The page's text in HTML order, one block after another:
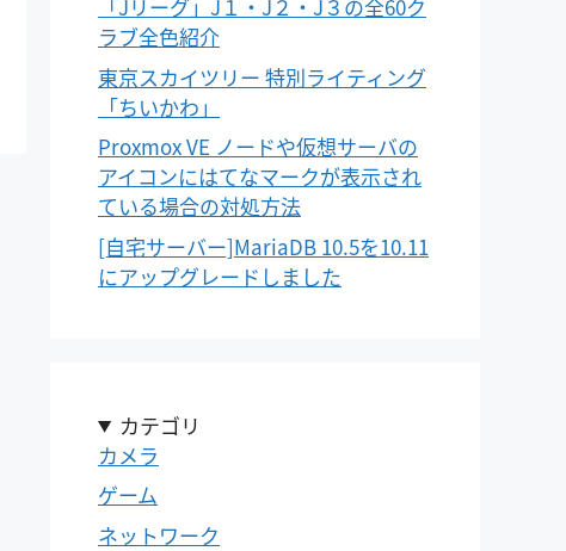
「Jリーグ」J１・J２・J３の全60ク
ラブ全色紹介
東京スカイツリー 特別ライティング
「ちいかわ」
Proxmox VE ノードや仮想サーバの
アイコンにはてなマークが表示され
ている場合の対処方法
[自宅サーバー]MariaDB 10.5を10.11
にアップグレードしました
カテゴリ
カメラ
ゲーム
ネットワーク